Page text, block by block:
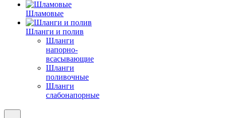
Шламовые
Шланги и полив
Шланги
напорно-
всасывающие
Шланги
поливочные
Шланги
слабонапорные